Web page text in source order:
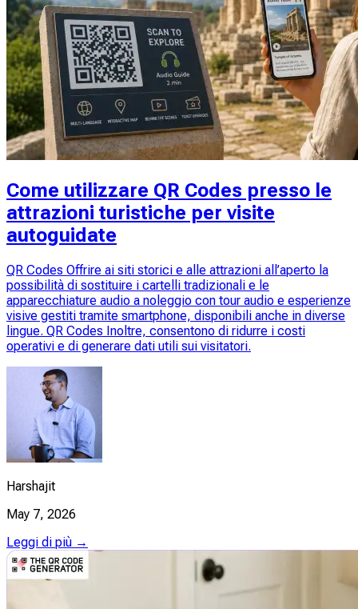
Come utilizzare QR Codes presso le
attrazioni turistiche per visite
autoguidate
QR Codes Offrire ai siti storici e alle attrazioni all’aperto la
possibilità di sostituire i cartelli tradizionali e le
apparecchiature audio a noleggio con tour audio e esperienze
visive gestiti tramite smartphone, disponibili anche in diverse
lingue. QR Codes Inoltre, consentono di ridurre i costi
operativi e di generare dati utili sui visitatori.
Harshajit
May 7, 2026
Leggi di più →